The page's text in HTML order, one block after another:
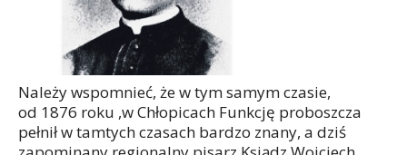
Należy wspomnieć, że w tym samym czasie,
od 1876 roku ,w Chłopicach Funkcję proboszcza
pełnił w tamtych czasach bardzo znany, a dziś